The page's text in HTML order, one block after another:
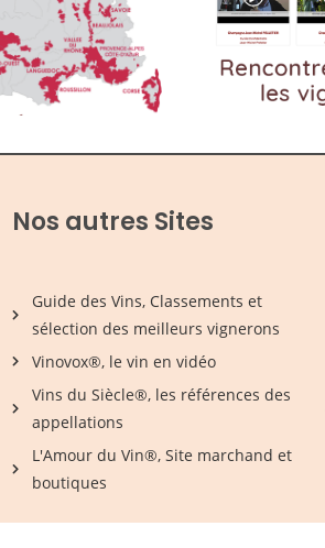
Nos autres Sites
Guide des Vins, Classements et
sélection des meilleurs vignerons
Vinovox®, le vin en vidéo
Vins du Siècle®, les références des
appellations
L'Amour du Vin®, Site marchand et
boutiques